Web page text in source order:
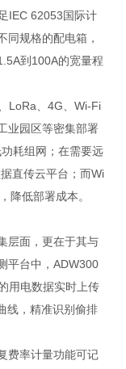
IEC 62053国际计
同规格的配电箱，
到100A的宽量程
LoRa、4G、Wi-Fi
业园区等密集部署
耗组网；在需要远
直传云平台；而Wi
降低部署成本。
面，更在于其与
平台中，ADW300
用电数据实时上传
线，精准识别偷排
率计量功能可记